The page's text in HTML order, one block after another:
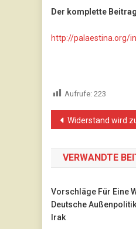
Der komplette
http://palaestina.org/
Aufrufe: 223
Widerstand wird zur Pflicht, wo die
VERWANDTE
Vorschläge Für Eine
Deutsche
Irak